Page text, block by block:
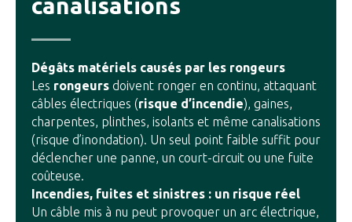
canalisations
Dégâts matériels causés par les rongeurs
Les rongeurs doivent ronger en continu, attaquant
câbles électriques (risque d’incendie), gaines,
charpentes, plinthes, isolants et même canalisations
(risque d’inondation). Un seul point faible suffit pour
déclencher une panne, un court-circuit ou une fuite
coûteuse.
Incendies, fuites et sinistres : un risque réel
Un câble mis à nu peut provoquer un arc électrique,